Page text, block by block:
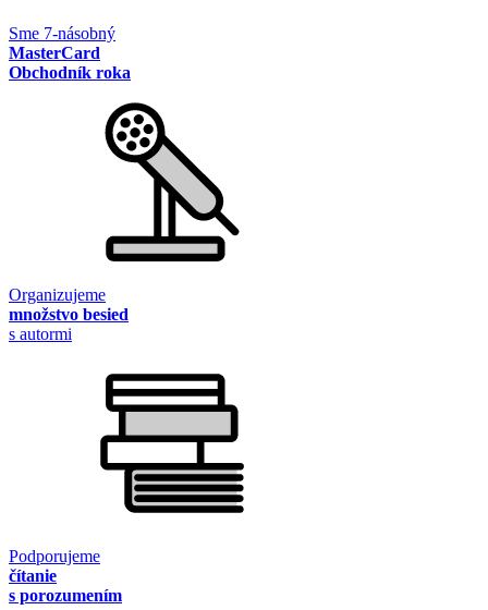
Sme 7-násobný
MasterCard
Obchodník roka
Organizujeme
množstvo besied
s autormi
Podporujeme
čítanie
s porozumením